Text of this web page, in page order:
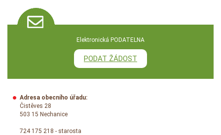
Elektronická PODATELNA
PODAT ŽÁDOST
Adresa obecního úřadu:
Čistěves 28
503 15 Nechanice
724 175 218 - starosta